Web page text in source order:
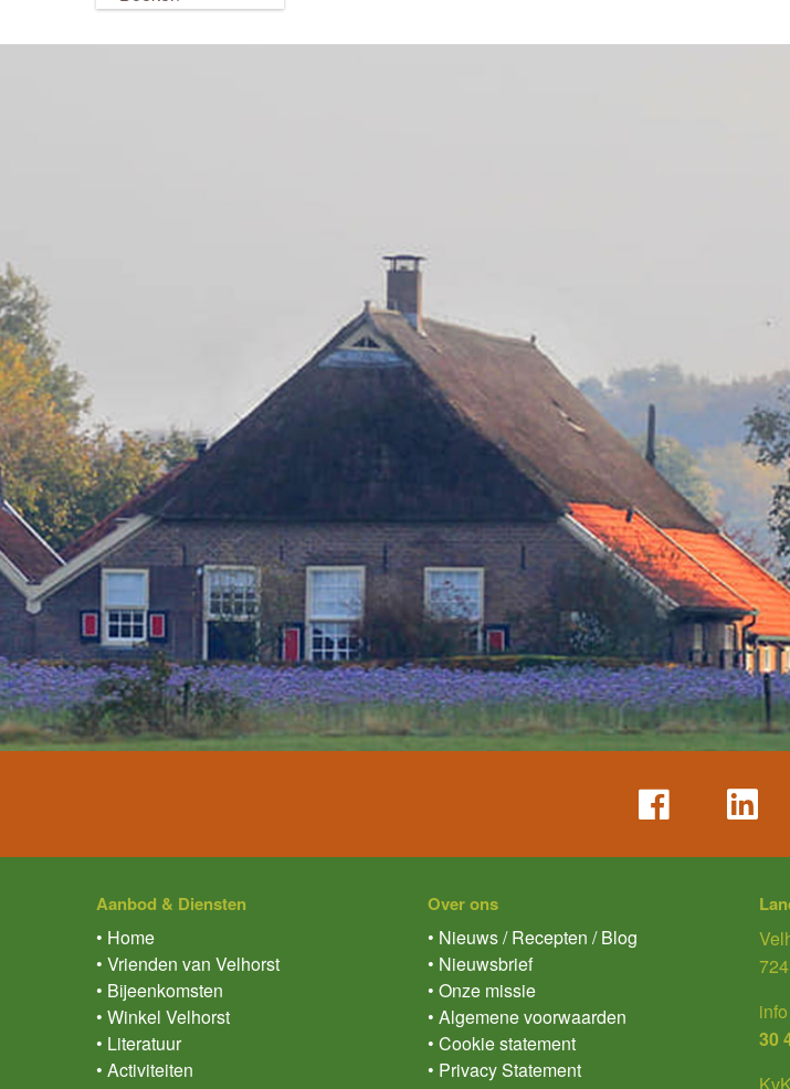
Aanbod & Diensten
• Home
• Vrienden van Velhorst
• Bijeenkomsten
• Winkel Velhorst
• Literatuur
• Activiteiten
Over ons
• Nieuws / Recepten / Blog
• Nieuwsbrief
• Onze missie
• Algemene voorwaarden
• Cookie statement
• Privacy Statement
30